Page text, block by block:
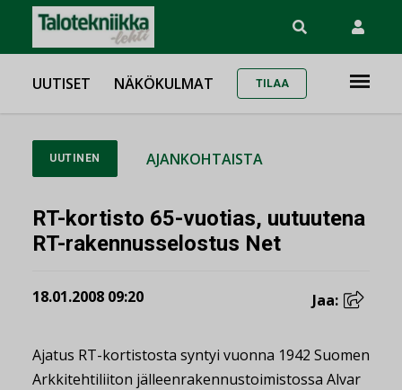
UUTISET NÄKÖKULMAT TILAA
UUTINEN AJANKOHTAISTA
RT-kortisto 65-vuotias, uutuutena
RT-rakennusselostus Net
18.01.2008 09:20 Jaa:
Ajatus RT-kortistosta syntyi vuonna 1942 Suomen
Arkkitehtiliiton jälleenrakennustoimistossa Alvar